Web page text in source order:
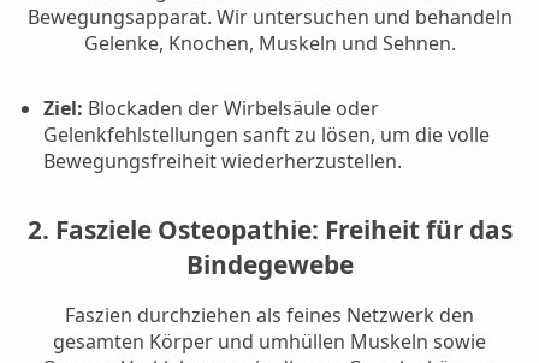
Bewegungsapparat. Wir untersuchen und behandeln
Gelenke, Knochen, Muskeln und Sehnen.
Ziel: Blockaden der Wirbelsäule oder
Gelenkfehlstellungen sanft zu lösen, um die volle
Bewegungsfreiheit wiederherzustellen.
2. Fasziele Osteopathie: Freiheit für das
Bindegewebe
Faszien durchziehen als feines Netzwerk den
gesamten Körper und umhüllen Muskeln sowie